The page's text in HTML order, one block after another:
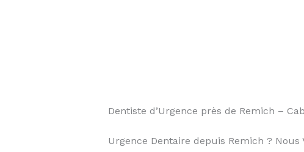
Dentiste d’Urgence près de Remich –
Urgence Dentaire depuis Remich ?